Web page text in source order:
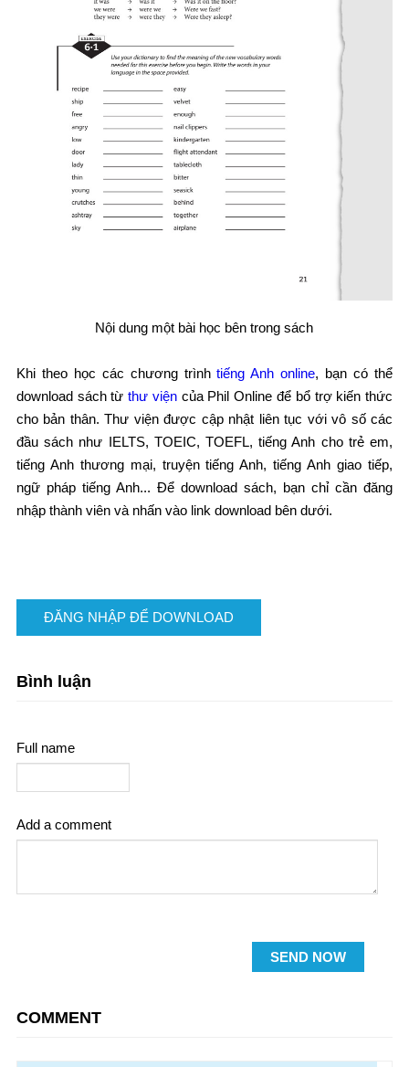
Nội dung một bài học bên trong sách
Khi theo học các chương trìnhtiếng Anh online, bạn có thể
download sách từthư việncủa Phil Online để bổ trợ kiến thức
cho bản thân. Thư viện được cập nhật liên tục với vô số các
đầu sách như IELTS, TOEIC, TOEFL, tiếng Anh cho trẻ em,
tiếng Anh thương mại, truyện tiếng Anh, tiếng Anh giao tiếp,
ngữ pháp tiếng Anh... Để download sách, bạn chỉ cần đăng
nhập thành viên và nhấn vào link download bên dưới.
ĐĂNG NHẬP ĐỂ DOWNLOAD
Bình luận
Full name
Add a comment
SEND NOW
COMMENT